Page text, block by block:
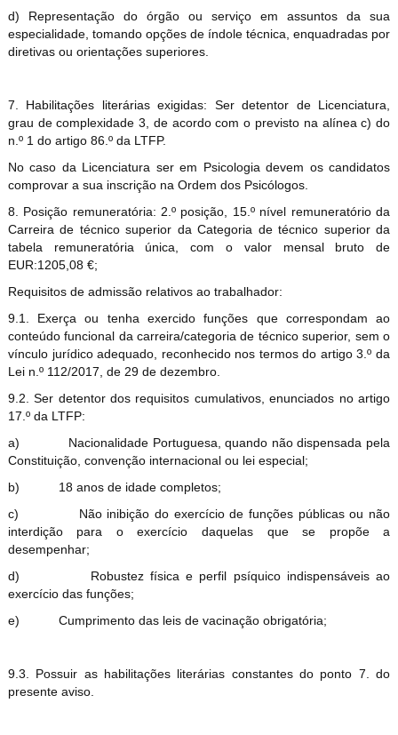
d) Representação do órgão ou serviço em assuntos da sua
especialidade, tomando opções de índole técnica, enquadradas por
diretivas ou orientações superiores.
7. Habilitações literárias exigidas: Ser detentor de Licenciatura,
grau de complexidade 3, de acordo com o previsto na alínea c) do
n.º 1 do artigo 86.º da LTFP.
No caso da Licenciatura ser em Psicologia devem os candidatos
comprovar a sua inscrição na Ordem dos Psicólogos.
8. Posição remuneratória: 2.º posição, 15.º nível remuneratório da
Carreira de técnico superior da Categoria de técnico superior da
tabela remuneratória única, com o valor mensal bruto de
EUR:1205,08 €;
Requisitos de admissão relativos ao trabalhador:
9.1. Exerça ou tenha exercido funções que correspondam ao
conteúdo funcional da carreira/categoria de técnico superior, sem o
vínculo jurídico adequado, reconhecido nos termos do artigo 3.º da
Lei n.º 112/2017, de 29 de dezembro.
9.2. Ser detentor dos requisitos cumulativos, enunciados no artigo
17.º da LTFP:
a)
Nacionalidade Portuguesa, quando não dispensada pela
Constituição, convenção internacional ou lei especial;
b)
18 anos de idade completos;
c)
Não inibição do exercício de funções públicas ou não
interdição para o exercício daquelas que se propõe a
desempenhar;
d)
Robustez física e perfil psíquico indispensáveis ao
exercício das funções;
e)
Cumprimento das leis de vacinação obrigatória;
9.3. Possuir as habilitações literárias constantes do ponto 7. do
presente aviso.